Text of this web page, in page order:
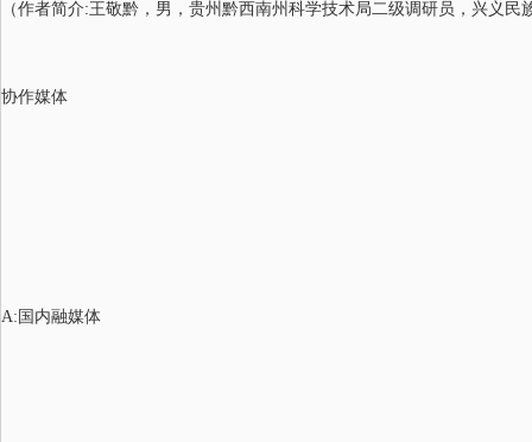
（作者简介:王敬黔，男，贵州黔西南州科学技术局二级调研员，兴义民
协作媒体
A: 国内融媒体